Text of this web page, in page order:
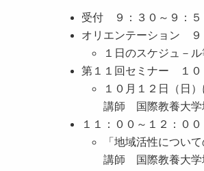
受付 ９：３０～９：５
オリエンテーション ９
１日のスケジュ－
第１１回セミナー １０
１０月１２日（日
講師 国際教養大
１１：００～１２：００
「地域活性について
講師 国際教養大